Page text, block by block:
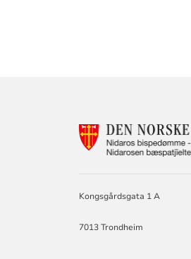
Kongsgårdsgata 1 A
7013 Trondheim